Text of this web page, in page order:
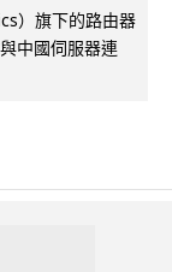
）旗下的路由器
中國伺服器連